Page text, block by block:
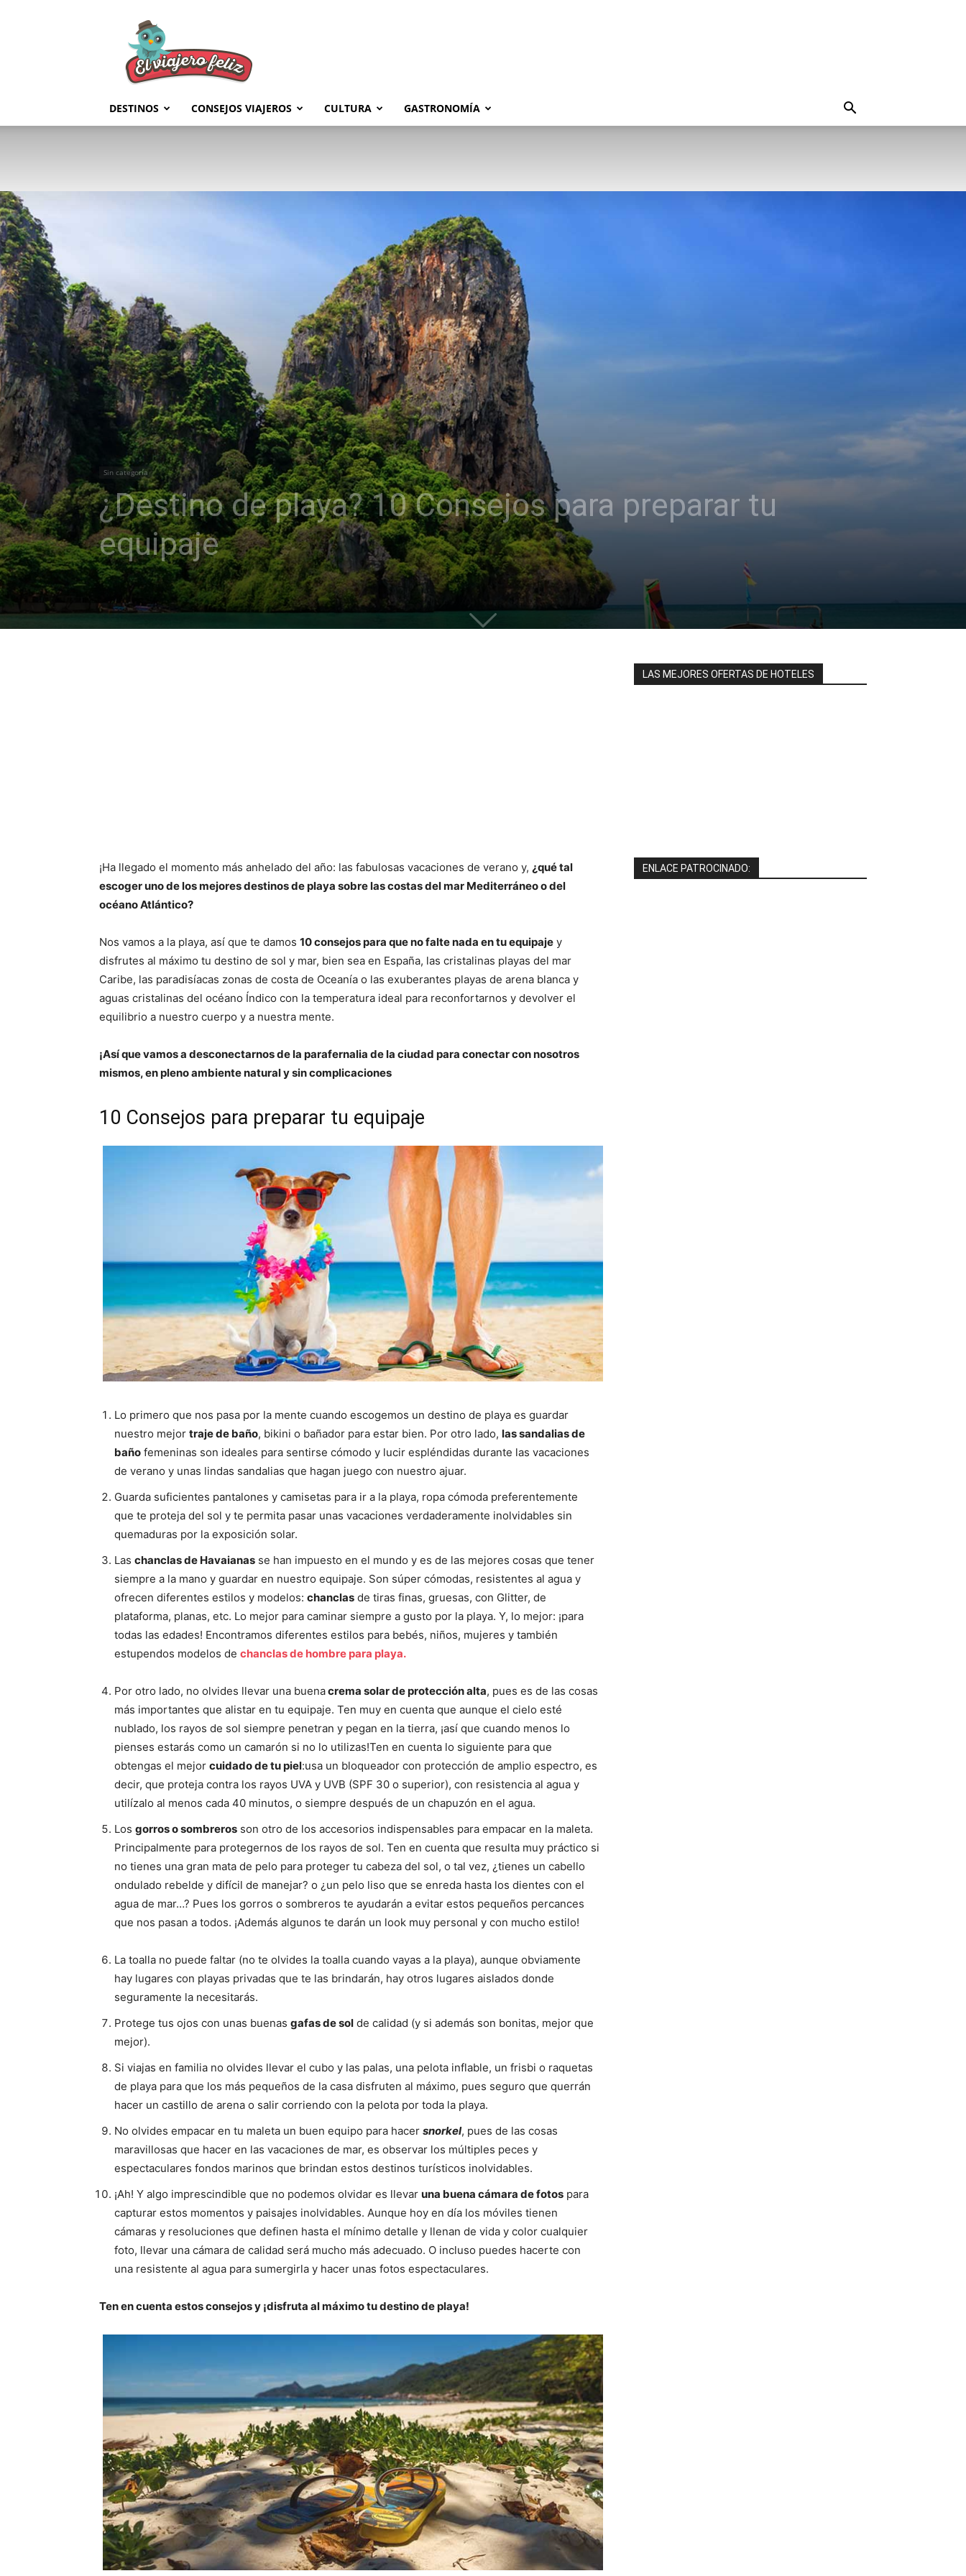
Feliz
DESTINOS CONSEJOS VIAJEROS CULTURA GASTRONOMÍA
Sin categoría
¿Destino de playa? 10 Consejos para preparar tu
equipaje
¡Ha llegado el momento más anhelado del año: las fabulosas vacaciones de verano y, ¿qué tal
escoger uno de los mejores destinos de playa sobre las costas del mar Mediterráneo o del
océano Atlántico?
Nos vamos a la playa, así que te damos 10 consejos para que no falte nada en tu equipaje y
disfrutes al máximo tu destino de sol y mar, bien sea en España, las cristalinas playas del mar
Caribe, las paradisíacas zonas de costa de Oceanía o las exuberantes playas de arena blanca y
aguas cristalinas del océano Índico con la temperatura ideal para reconfortarnos y devolver el
equilibrio a nuestro cuerpo y a nuestra mente.
¡Así que vamos a desconectarnos de la parafernalia de la ciudad para conectar con nosotros
mismos, en pleno ambiente natural y sin complicaciones
10 Consejos para preparar tu equipaje
Lo primero que nos pasa por la mente cuando escogemos un destino de playa es guardar
nuestro mejor traje de baño, bikini o bañador para estar bien. Por otro lado, las sandalias de
baño femeninas son ideales para sentirse cómodo y lucir espléndidas durante las vacaciones
de verano y unas lindas sandalias que hagan juego con nuestro ajuar.
Guarda suficientes pantalones y camisetas para ir a la playa, ropa cómoda preferentemente
que te proteja del sol y te permita pasar unas vacaciones verdaderamente inolvidables sin
quemaduras por la exposición solar.
Las chanclas de Havaianas se han impuesto en el mundo y es de las mejores cosas que tener
siempre a la mano y guardar en nuestro equipaje. Son súper cómodas, resistentes al agua y
ofrecen diferentes estilos y modelos: chanclas de tiras finas, gruesas, con Glitter, de
plataforma, planas, etc. Lo mejor para caminar siempre a gusto por la playa. Y, lo mejor: ¡para
todas las edades! Encontramos diferentes estilos para bebés, niños, mujeres y también
estupendos modelos de chanclas de hombre para playa.
Por otro lado, no olvides llevar una buenacrema solar de protección alta, pues es de las cosas
más importantes que alistar en tu equipaje. Ten muy en cuenta que aunque el cielo esté
nublado, los rayos de sol siempre penetran y pegan en la tierra, ¡así que cuando menos lo
pienses estarás como un camarón si no lo utilizas!Ten en cuenta lo siguiente para que
obtengas el mejor cuidado de tu piel:usa un bloqueador con protección de amplio espectro, es
decir, que proteja contra los rayos UVA y UVB (SPF 30 o superior), con resistencia al agua y
utilízalo al menos cada 40 minutos, o siempre después de un chapuzón en el agua.
Los gorros o sombreros son otro de los accesorios indispensables para empacar en la maleta.
Principalmente para protegernos de los rayos de sol. Ten en cuenta que resulta muy práctico si
no tienes una gran mata de pelo para proteger tu cabeza del sol, o tal vez, ¿tienes un cabello
ondulado rebelde y difícil de manejar? o ¿un pelo liso que se enreda hasta los dientes con el
agua de mar…? Pues los gorros o sombreros te ayudarán a evitar estos pequeños percances
que nos pasan a todos. ¡Además algunos te darán un look muy personal y con mucho estilo!
La toalla no puede faltar (no te olvides la toalla cuando vayas a la playa), aunque obviamente
hay lugares con playas privadas que te las brindarán, hay otros lugares aislados donde
seguramente la necesitarás.
Protege tus ojos con unas buenas gafas de sol de calidad (y si además son bonitas, mejor que
mejor).
Si viajas en familia no olvides llevar el cubo y las palas, una pelota inflable, un frisbi o raquetas
de playa para que los más pequeños de la casa disfruten al máximo, pues seguro que querrán
hacer un castillo de arena o salir corriendo con la pelota por toda la playa.
No olvides empacar en tu maleta un buen equipo para hacer snorkel, pues de las cosas
maravillosas que hacer en las vacaciones de mar, es observar los múltiples peces y
espectaculares fondos marinos que brindan estos destinos turísticos inolvidables.
¡Ah! Y algo imprescindible que no podemos olvidar es llevar una buena cámara de fotos para
capturar estos momentos y paisajes inolvidables. Aunque hoy en día los móviles tienen
cámaras y resoluciones que definen hasta el mínimo detalle y llenan de vida y color cualquier
foto, llevar una cámara de calidad será mucho más adecuado. O incluso puedes hacerte con
una resistente al agua para sumergirla y hacer unas fotos espectaculares.
Ten en cuenta estos consejos y ¡disfruta al máximo tu destino de playa!
LAS MEJORES OFERTAS DE HOTELES
ENLACE PATROCINADO: